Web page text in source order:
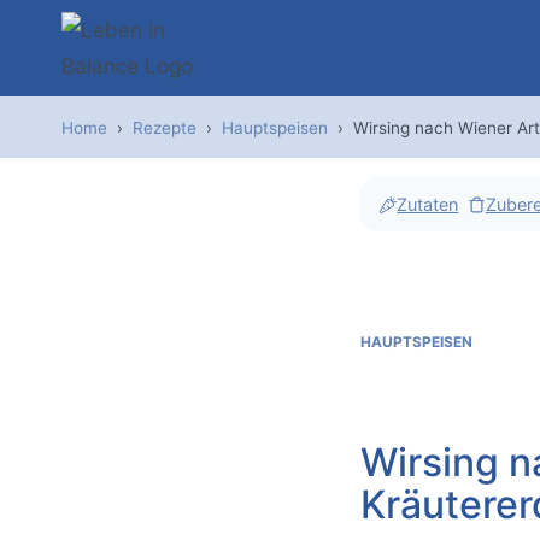
Home › Rezepte › Hauptspeisen › Wirsing nach Wiener
Zutaten
HAUPTSPEISEN
Wirsing